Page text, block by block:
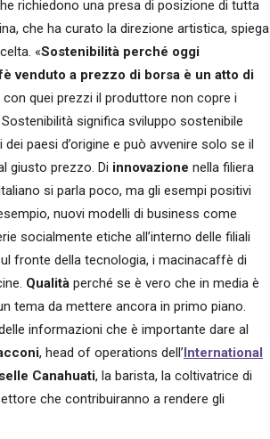
richiedono una presa di posizione di tutta
che ha curato la direzione artistica, spiega
«Sostenibilità perché oggi
venduto a prezzo di borsa è un atto di
con quei prezzi il produttore non copre i
significa sviluppo sostenibile
paesi d’origine e può avvenire solo se il
giusto prezzo. Di innovazione nella filiera
si parla poco, ma gli esempi positivi
nuovi modelli di business come
socialmente etiche all’interno delle filiali
fronte della tecnologia, i macinacaffè di
Qualità perché se è vero che in media è
tema da mettere ancora in primo piano.
informazioni che è importante dare al
, head of operations dell’International
Canahuati, la barista, la coltivatrice di
che contribuiranno a rendere gli